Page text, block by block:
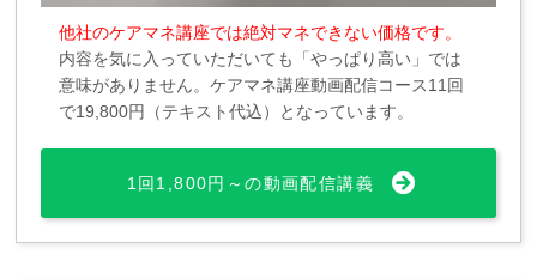
他社のケアマネ講座では絶対マネできない価格です。
内容を気に入っていただいても「やっぱり高い」では
意味がありません。ケアマネ講座動画配信コース11回
で19,800円（テキスト代込）となっています。
1回1,800円～の動画配信講義